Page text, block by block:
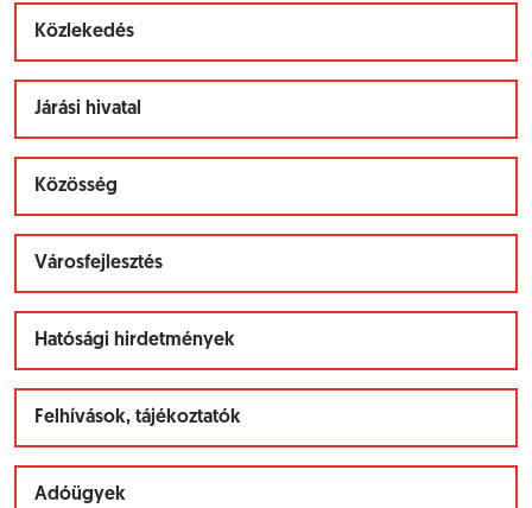
Közlekedés
Járási hivatal
Közösség
Városfejlesztés
Hatósági hirdetmények
Felhívások, tájékoztatók
Adóügyek